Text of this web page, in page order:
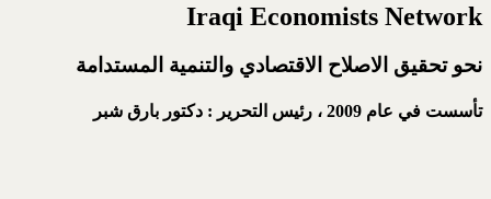
Iraqi Economists Network
نحو تحقيق الاصلاح الاقتصادي والتنمية المستدامة
تأسست في عام 2009 ، رئيس التحرير : دكتور بارق شبر